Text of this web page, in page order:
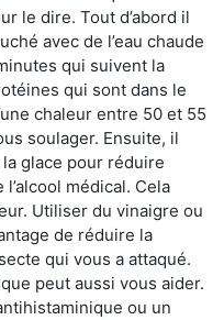
le dire. Tout d’abord il
avec de l’eau chaude
qui suivent la
qui sont dans le
chaleur entre 50 et 55
soulager. Ensuite, il
glace pour réduire
médical. Cela
Utiliser du vinaigre ou
de réduire la
qui vous a attaqué.
peut aussi vous aider.
ou un